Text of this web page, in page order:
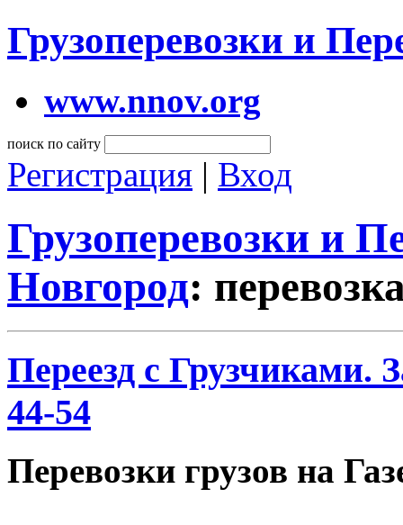
Грузоперевозки и
www.nnov.org
поиск по сайту
Регистрация | Вход
Грузоперевозки и
Новгород:
Переезд с Грузчиками.
44-54
Перевозки грузов на